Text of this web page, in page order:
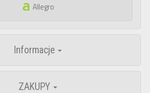
Allegro
Informacje
ZAKUPY